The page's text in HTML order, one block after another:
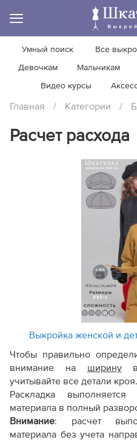
Умный поиск Все
Девочкам Мальчикам
Видео курсы
Главная / Категории /
Расчет расхода
Выкройка женской и
Чтобы правильно
внимание на ширину
учитывайте все детали кроя.
Раскладка
материала в полный
Внимание: расчет
материала без учета